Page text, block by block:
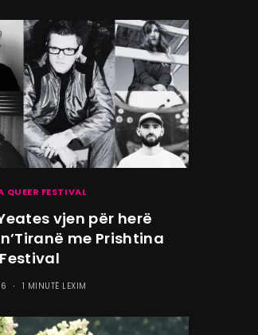
QUEER FESTIVAL
vjen për herë
me Prishtina
1 MINUTË LEXIM